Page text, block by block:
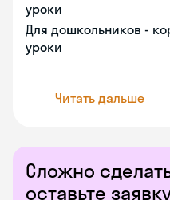
уроки
Для дошкольников -
уроки
Читать дальше
Сложно
оставьте